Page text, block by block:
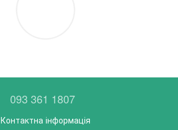
093 361 1807
Контактна інформація